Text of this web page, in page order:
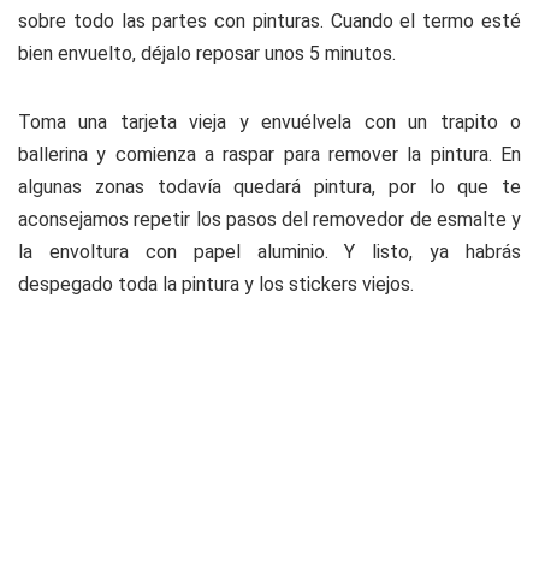
sobre todo las partes con pinturas. Cuando el termo esté
bien envuelto, déjalo reposar unos 5 minutos.
Toma una tarjeta vieja y envuélvela con un trapito o
ballerina y comienza a raspar para remover la pintura. En
algunas zonas todavía quedará pintura, por lo que te
aconsejamos repetir los pasos del removedor de esmalte y
la envoltura con papel aluminio. Y listo, ya habrás
despegado toda la pintura y los stickers viejos.